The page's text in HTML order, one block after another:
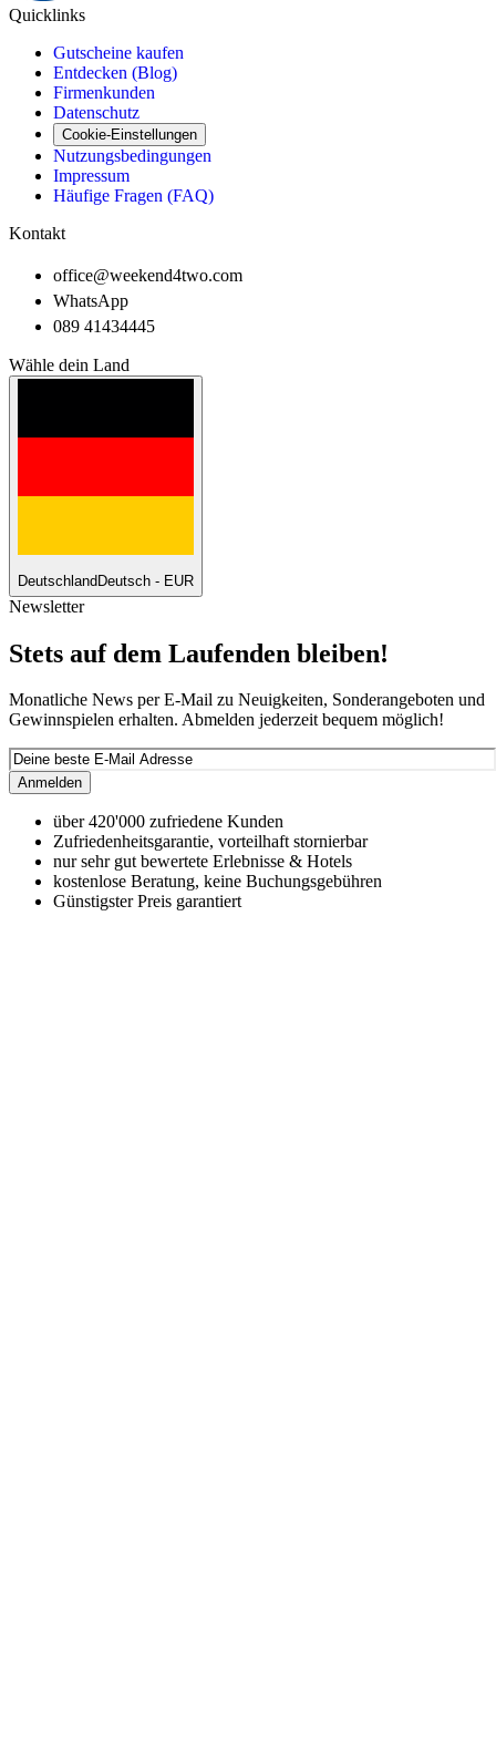
Quicklinks
Gutscheine kaufen
Entdecken (Blog)
Firmenkunden
Datenschutz
Cookie-Einstellungen
Nutzungsbedingungen
Impressum
Häufige Fragen (FAQ)
Kontakt
office@weekend4two.com
WhatsApp
089 41434445
Wähle dein Land
DeutschlandDeutsch - EUR
Newsletter
Stets auf dem Laufenden bleiben!
Monatliche News per E-Mail zu Neuigkeiten, Sonderangeboten und
Gewinnspielen erhalten. Abmelden jederzeit bequem möglich!
Anmelden
über 420'000 zufriedene Kunden
Zufriedenheitsgarantie, vorteilhaft stornierbar
nur sehr gut bewertete Erlebnisse & Hotels
kostenlose Beratung, keine Buchungsgebühren
Günstigster Preis garantiert